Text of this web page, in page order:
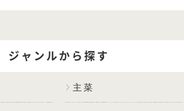
ジャンルから探す
主菜